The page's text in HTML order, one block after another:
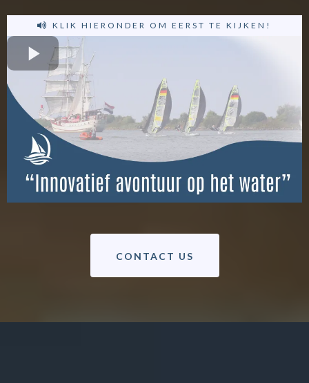
KLIK HIERONDER OM EERST TE KIJKEN!
CONTACT US